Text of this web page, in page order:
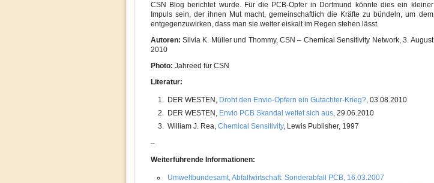
CSN Blog berichtet wurde. Für die PCB-Opfer in Dortmund könnte dies ein kleiner
Impuls sein, der ihnen Mut macht, gemeinschaftlich die Kräfte zu bündeln, um dem
entgegenzuwirken, dass man sie weiter eiskalt im Regen stehen lässt.
Autoren: Silvia K. Müller und Thommy, CSN – Chemical Sensitivity Network, 3. August
2010
Photo: Jahreed für CSN
Literatur:
DER WESTEN, Droht den Envio-Opfern ein Gutachter-Krieg?, 03.08.2010
DER WESTEN, Envio PCB Skandal weitet sich aus, 29.06.2010
William J. Rea,Chemical Sensitivity, Lewis Publisher, 1997
–
Weiterführende Informationen:
Umweltbundesamt, Abfallwirtschaft: Sonderabfall PCB, 16.03.2007